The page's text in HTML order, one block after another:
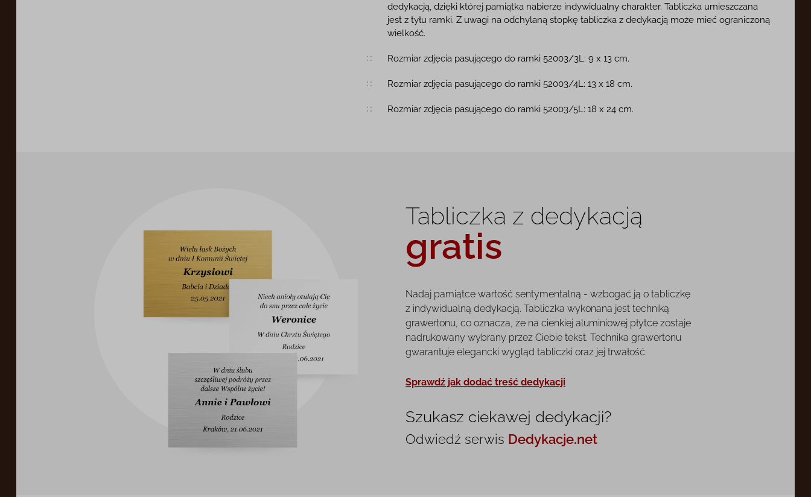
dedykacją, dzięki której pamiątka nabierze indywidualny charakter. Tabliczka umieszczana
jest z tyłu ramki. Z uwagi na odchylaną stopkę tabliczka z dedykacją może mieć ograniczoną
wielkość.
Rozmiar zdjęcia pasującego do ramki 52003/3L: 9 x 13 cm.
Rozmiar zdjęcia pasującego do ramki 52003/4L: 13 x 18 cm.
Rozmiar zdjęcia pasującego do ramki 52003/5L: 18 x 24 cm.
Tabliczka z dedykacją
gratis
Nadaj pamiątce wartość sentymentalną - wzbogać ją o tabliczkę
z indywidualną dedykacją. Tabliczka wykonana jest techniką
grawertonu, co oznacza, że na cienkiej aluminiowej płytce zostaje
nadrukowany wybrany przez Ciebie tekst. Technika grawertonu
gwarantuje elegancki wygląd tabliczki oraz jej trwałość.
Sprawdź jak dodać treść dedykacji
Szukasz ciekawej dedykacji?
Odwiedź serwis Dedykacje.net